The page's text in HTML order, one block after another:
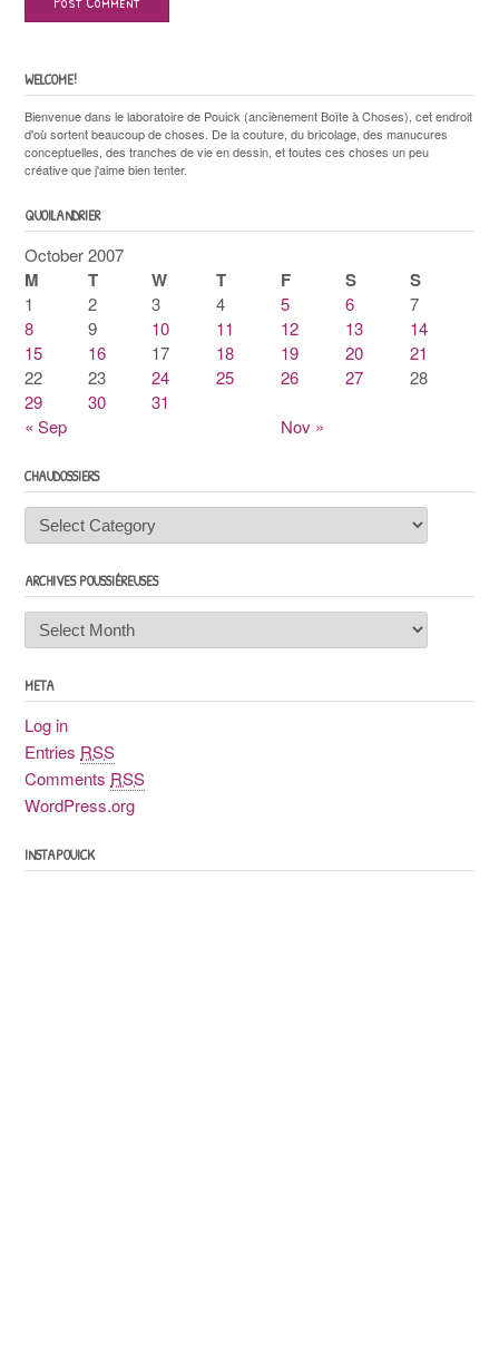
WELCOME!
Bienvenue dans le laboratoire de Pouick (anciènement Boîte à Choses), cet endroit
d'où sortent beaucoup de choses. De la couture, du bricolage, des manucures
conceptuelles, des tranches de vie en dessin, et toutes ces choses un peu
créative que j'aime bien tenter.
QUOILANDRIER
October 2007
M T W T F S S
« Sep Nov »
1 2 3 4 5 6
7
8
9 10 11 12 13
14
15
16 17 18 19 20
21
22
23 24 25 26 27
28
29
30 31
CHAUDOSSIERS
Chaudossiers
ARCHIVES POUSSIÉREUSES
Archives
poussiéreuses
META
Log in
Entries RSS
Comments RSS
WordPress.org
INSTAPOUICK